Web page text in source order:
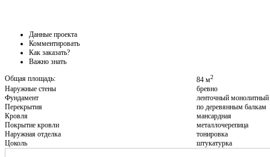
Данные проекта
Комментировать
Как заказать?
Важно знать
Общая площадь:
84 м2
Наружные стены
бревно
Фундамент
ленточный монолитный
Перекрытия
по деревянным балкам
Кровля
мансардная
Покрытие кровли
металлочерепица
Наружная отделка
тонировка
Цоколь
штукатурка